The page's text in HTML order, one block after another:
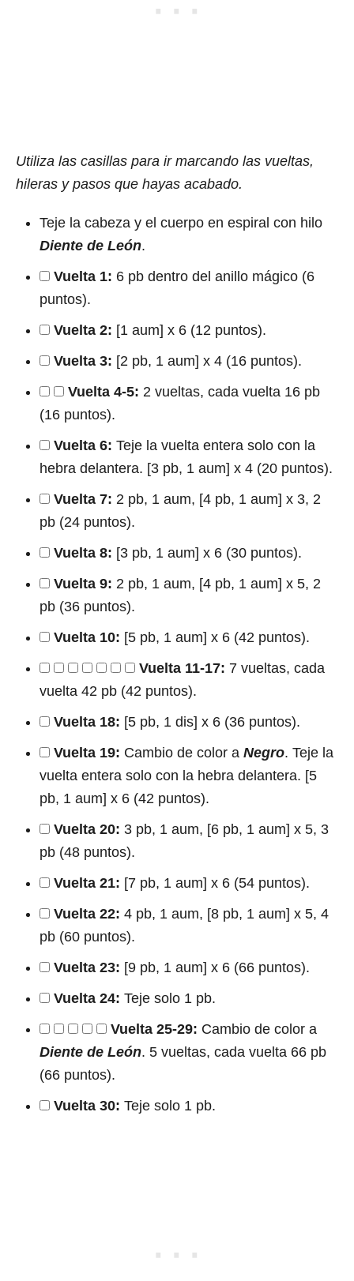
Utiliza las casillas para ir marcando las vueltas,
hileras y pasos que hayas acabado.
Teje la cabeza y el cuerpo en espiral con hilo
Diente de León.
Vuelta 1: 6 pb dentro del anillo mágico (6
puntos).
Vuelta 2: [1 aum] x 6 (12 puntos).
Vuelta 3: [2 pb, 1 aum] x 4 (16 puntos).
Vuelta 4-5: 2 vueltas, cada vuelta 16 pb
(16 puntos).
Vuelta 6: Teje la vuelta entera solo con la
hebra delantera. [3 pb, 1 aum] x 4 (20 puntos).
Vuelta 7: 2 pb, 1 aum, [4 pb, 1 aum] x 3, 2
pb (24 puntos).
Vuelta 8: [3 pb, 1 aum] x 6 (30 puntos).
Vuelta 9: 2 pb, 1 aum, [4 pb, 1 aum] x 5, 2
pb (36 puntos).
Vuelta 10: [5 pb, 1 aum] x 6 (42 puntos).
Vuelta 11-17: 7 vueltas, cada
vuelta 42 pb (42 puntos).
Vuelta 18: [5 pb, 1 dis] x 6 (36 puntos).
Vuelta 19: Cambio de color a Negro. Teje la
vuelta entera solo con la hebra delantera. [5
pb, 1 aum] x 6 (42 puntos).
Vuelta 20: 3 pb, 1 aum, [6 pb, 1 aum] x 5, 3
pb (48 puntos).
Vuelta 21: [7 pb, 1 aum] x 6 (54 puntos).
Vuelta 22: 4 pb, 1 aum, [8 pb, 1 aum] x 5, 4
pb (60 puntos).
Vuelta 23: [9 pb, 1 aum] x 6 (66 puntos).
Vuelta 24: Teje solo 1 pb.
Vuelta 25-29: Cambio de color a
Diente de León. 5 vueltas, cada vuelta 66 pb
(66 puntos).
Vuelta 30: Teje solo 1 pb.